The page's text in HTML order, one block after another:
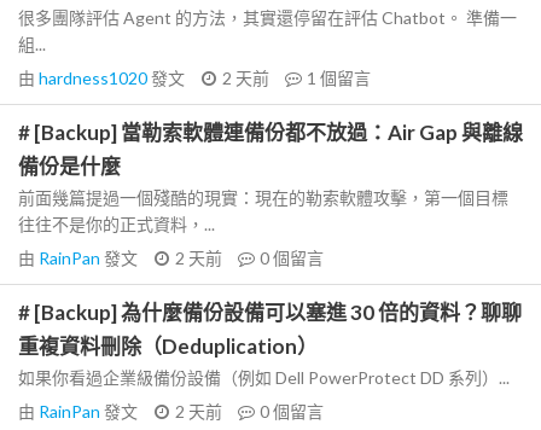
很多團隊評估 Agent 的方法，其實還停留在評估 Chatbot。 準備一
組...
由 hardness1020發文 2 天前 1 個留言
# [Backup] 當勒索軟體連備份都不放過：Air Gap 與離線
備份是什麼
前面幾篇提過一個殘酷的現實：現在的勒索軟體攻擊，第一個目標
往往不是你的正式資料，...
由 RainPan 發文 2 天前 0個留言
# [Backup] 為什麼備份設備可以塞進 30 倍的資料？聊聊
重複資料刪除（Deduplication）
如果你看過企業級備份設備（例如 Dell PowerProtect DD 系列）...
由 RainPan 發文 2 天前 0個留言